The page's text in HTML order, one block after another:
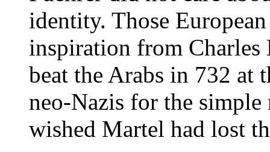
identity. Those
inspiration from Charles
beat the Arabs in 732 at
neo-Nazis for the
wished Martel had lost